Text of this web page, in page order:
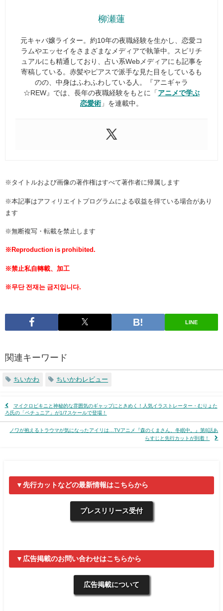
柳瀬蓮
元キャバ嬢ライター。約10年の夜職経験を生かし、恋愛コ
ラムやエッセイをさまざまなメディアで執筆中。スピリチ
ュアルにも精通しており、占い系Webメディアにも記事を
寄稿している。赤髪やピアスで派手な見た目をしているも
のの、中身はふわふわしている人。『アニギャラ
☆REW』では、長年の夜職経験をもとに「 アニメで学ぶ
恋愛術 」を連載中。
※タイトルおよび画像の著作権はすべて著作者に帰属します
※本記事はアフィリエイトプログラムによる収益を得ている場合があり
ます
※無断複写・転載を禁止します
※Reproduction is prohibited.
※禁止私自轉載、加工
※무단 전재는 금지입니다.
LINE
関連キーワード
ちいかわ ちいかわレビュー
マイクロビキニと神秘的な雰囲気のギャップにときめく！人気イラストレーター・むりょた
ろ氏の「ペチュニア」が1/7スケールで登場！
ノワが抱えるトラウマが気になったアイリは…TVアニメ『​​​​森のくまさん、冬眠中。』第8話あ
らすじと先行カットが到着！
▼先行カットなどの最新情報はこちらから
プレスリリース受付
▼広告掲載のお問い合わせはこちらから
広告掲載について